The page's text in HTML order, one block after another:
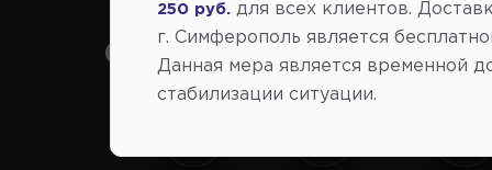
Социальные сети:
250 руб. для всех клиентов.
г. Симферополь является
Данная мера является временной
стабилизации ситуации.